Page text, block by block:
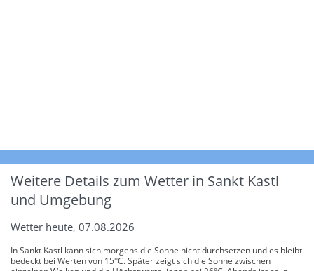
Weitere Details zum Wetter in Sankt Kastl
und Umgebung
Wetter heute, 07.08.2026
In Sankt Kastl kann sich morgens die Sonne nicht durchsetzen und es bleibt
bedeckt bei Werten von 15°C. Später zeigt sich die Sonne zwischen